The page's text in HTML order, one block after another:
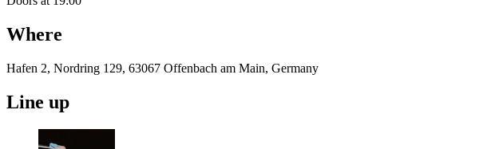
Where
Hafen 2, Nordring 129, 63067 Offenbach am Main, Germany
Line up